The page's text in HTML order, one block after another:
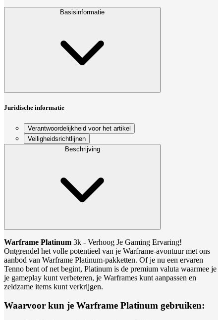
Basisinformatie
Juridische informatie
Verantwoordelijkheid voor het artikel
Veiligheidsrichtlijnen
Beschrijving
Warframe Platinum 3k - Verhoog Je Gaming Ervaring!
Ontgrendel het volle potentieel van je Warframe-avontuur met ons
aanbod van Warframe Platinum-pakketten. Of je nu een ervaren
Tenno bent of net begint, Platinum is de premium valuta waarmee je
je gameplay kunt verbeteren, je Warframes kunt aanpassen en
zeldzame items kunt verkrijgen.
Waarvoor kun je Warframe Platinum gebruiken: